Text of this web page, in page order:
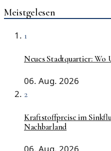
Meistgelesen
1
Neues Stadtquartier:
06. Aug. 2026
2
Kraftstoffpreise im
Nachbarland